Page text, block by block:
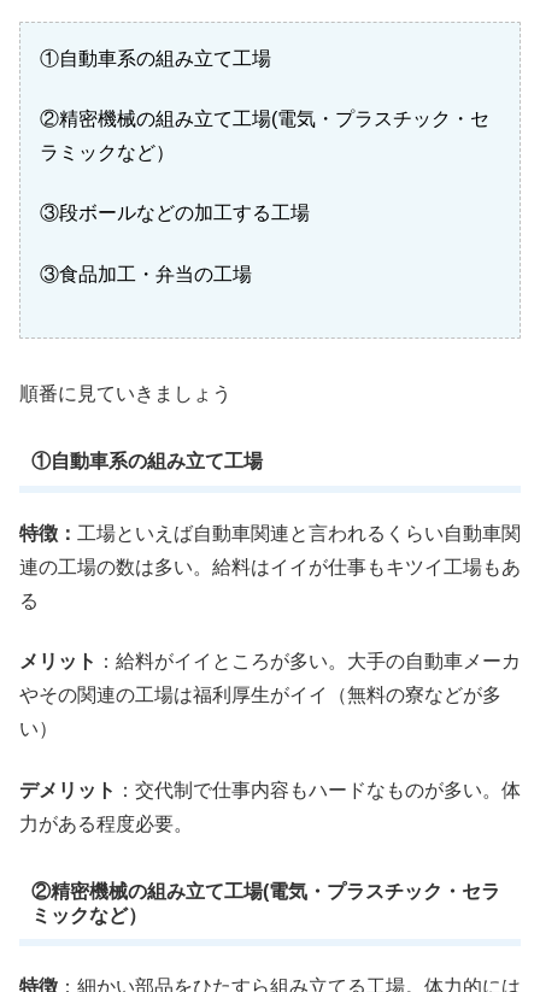
①自動車系の組み立て工場
②精密機械の組み立て工場(電気・プラスチック・セ
ラミックなど）
③段ボールなどの加工する工場
③食品加工・弁当の工場
順番に見ていきましょう
①自動車系の組み立て工場
特徴： 工場といえば自動車関連と言われるくらい自動車関
連の工場の数は多い。給料はイイが仕事もキツイ工場もあ
る
メリット ：給料がイイところが多い。大手の自動車メーカ
やその関連の工場は福利厚生がイイ（無料の寮などが多
い）
デメリット ：交代制で仕事内容もハードなものが多い。体
力がある程度必要。
②精密機械の組み立て工場(電気・プラスチック・セラ
ミックなど）
特徴 ：細かい部品をひたすら組み立てる工場。体力的には